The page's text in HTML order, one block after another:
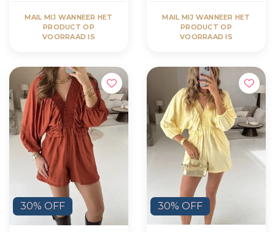
MAIL MIJ WANNEER HET
PRODUCT OP
VOORRAAD IS
MAIL MIJ WANNEER HET
PRODUCT OP
VOORRAAD IS
30% OFF 30% OFF